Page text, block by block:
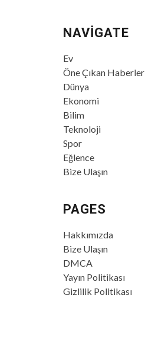
NAVIGATE
Ev
Öne Çıkan Haberler
Dünya
Ekonomi
Bilim
Teknoloji
Spor
Eğlence
Bize Ulaşın
PAGES
Hakkımızda
Bize Ulaşın
DMCA
Yayın Politikası
Gizlilik Politikası